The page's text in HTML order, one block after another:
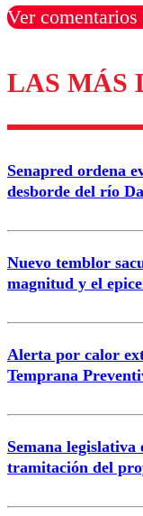
Ver comentarios
Los
Correo
LAS MÁS
Senapred ordena
desborde del río
Nuevo temblor
magnitud y el
Alerta por calor
Temprana
Semana
tramitación del